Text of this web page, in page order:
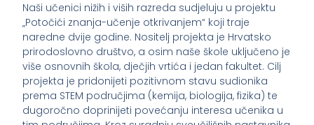
Naši učenici nižih i viših razreda sudjeluju u projektu
„Potočići znanja-učenje otkrivanjem“ koji traje
naredne dvije godine. Nositelj projekta je Hrvatsko
prirodoslovno društvo, a osim naše škole uključeno je
više osnovnih škola, dječjih vrtića i jedan fakultet. Cilj
projekta je pridonijeti pozitivnom stavu sudionika
prema STEM područjima (kemija, biologija, fizika) te
dugoročno doprinijeti povećanju interesa učenika u